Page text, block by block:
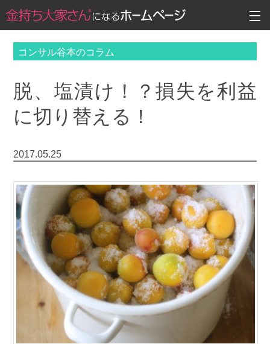
コンサル谷本のコラム
脱、塩漬け！？損失を利益
に切り替える！
2017.05.25